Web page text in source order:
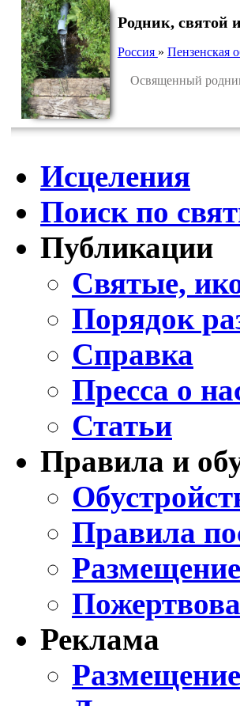
Родник, святой
Россия » Пензенская
Освященный родник
Исцеления
Поиск по
Публикации
Святые,
Порядок
Справка
Пресса о
Статьи
Правила и
Правила
Реклама